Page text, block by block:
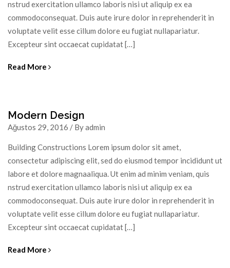
nstrud exercitation ullamco laboris nisi ut aliquip ex ea
commodoconsequat. Duis aute irure dolor in reprehenderit in
voluptate velit esse cillum dolore eu fugiat nullapariatur.
Excepteur sint occaecat cupidatat […]
Read More
Modern Design
Ağustos 29, 2016 / By admin
Building Constructions Lorem ipsum dolor sit amet,
consectetur adipiscing elit, sed do eiusmod tempor incididunt ut
labore et dolore magnaaliqua. Ut enim ad minim veniam, quis
nstrud exercitation ullamco laboris nisi ut aliquip ex ea
commodoconsequat. Duis aute irure dolor in reprehenderit in
voluptate velit esse cillum dolore eu fugiat nullapariatur.
Excepteur sint occaecat cupidatat […]
Read More